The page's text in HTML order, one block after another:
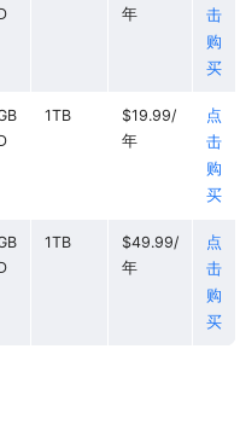
年
击
购
买
1TB
$19.99/
年
点
击
购
买
1TB
$49.99/
年
点
击
购
买